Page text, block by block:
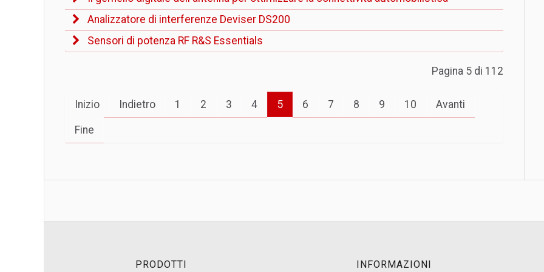
Analizzatore di interferenze Deviser DS200
Sensori di potenza RF R&S Essentials
Pagina 5 di 112
Inizio Indietro 1 2 3 4 5 6 7 8 9 10 Avanti
Fine
PRODOTTI INFORMAZIONI